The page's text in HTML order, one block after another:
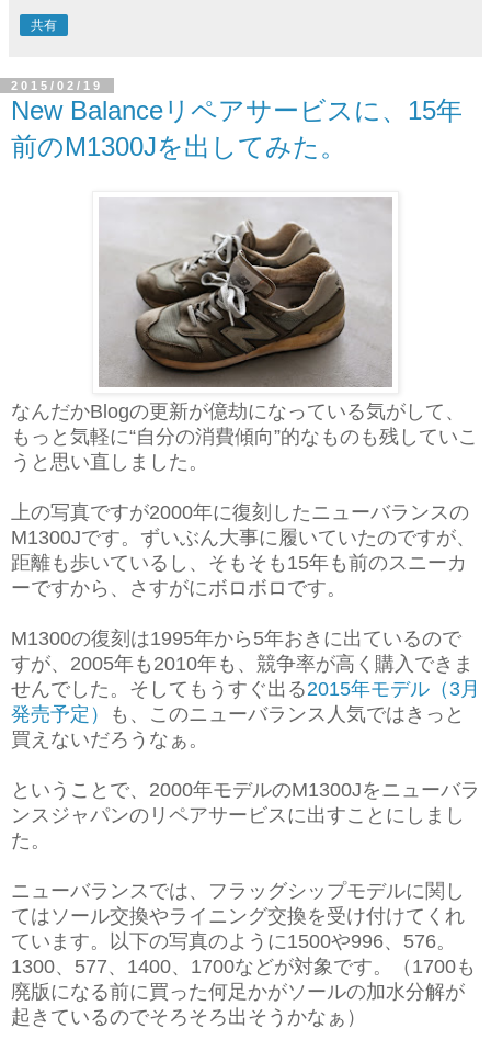
共有
2015/02/19
New Balanceリペアサービスに、15年
前のM1300Jを出してみた。
なんだかBlogの更新が億劫になっている気がして、
もっと気軽に“自分の消費傾向”的なものも残していこ
うと思い直しました。
上の写真ですが2000年に復刻したニューバランスの
M1300Jです。ずいぶん大事に履いていたのですが、
距離も歩いているし、そもそも15年も前のスニーカ
ーですから、さすがにボロボロです。
M1300の復刻は1995年から5年おきに出ているので
すが、2005年も2010年も、競争率が高く購入できま
せんでした。そしてもうすぐ出る2015年モデル（3月
発売予定）
も、このニューバランス人気ではきっと
買えないだろうなぁ。
ということで、2000年モデルのM1300Jをニューバラ
ンスジャパンのリペアサービスに出すことにしまし
た。
ニューバランスでは、フラッグシップモデルに関し
てはソール交換やライニング交換を受け付けてくれ
ています。以下の写真のように1500や996、576。
1300、577、1400、1700などが対象です。（1700も
廃版になる前に買った何足かがソールの加水分解が
起きているのでそろそろ出そうかなぁ）